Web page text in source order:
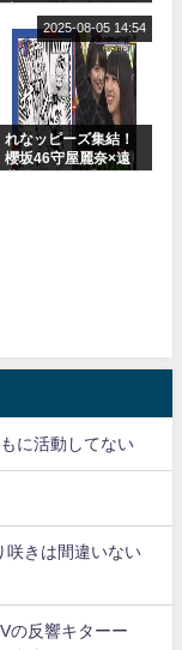
れなッピーズ集結！
櫻坂46守屋麗奈×遠
2025-08-05 14:54
に活動してない
咲きは間違いない
の反響キターー